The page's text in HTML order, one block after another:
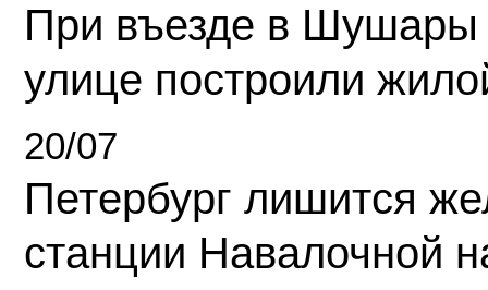
При въезде в Шушары
улице построили
20/07
Петербург лишится
станции Навалочной